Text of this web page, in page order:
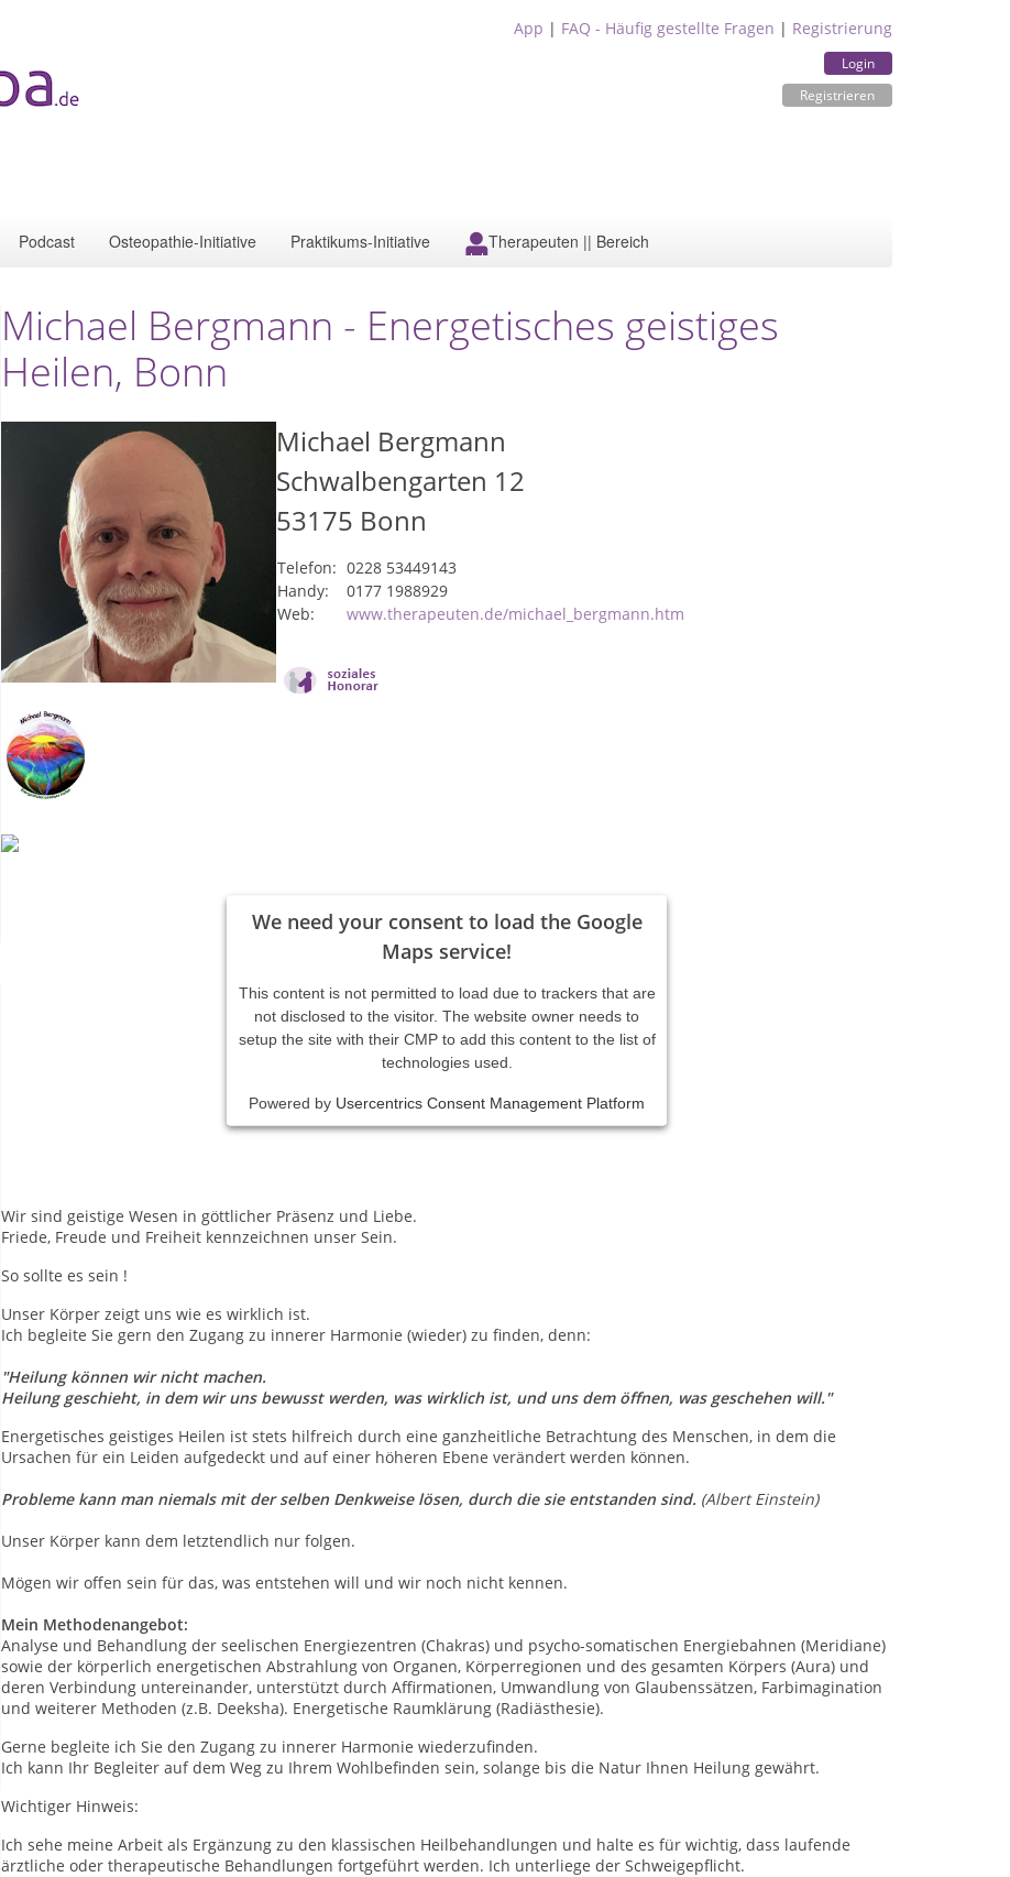
App | FAQ - Häufig gestellte Fragen | Registrierung
Login
Registrieren
Podcast Osteopathie-Initiative Praktikums-Initiative Therapeuten || Bereich
Michael Bergmann - Energetisches geistiges
Heilen, Bonn
Michael Bergmann
Schwalbengarten 12
53175 Bonn
Telefon: 0228 53449143
Handy:
0177 1988929
Web:
www.therapeuten.de/michael_bergmann.htm
We need your consent to load the Google
Maps service!
This content is not permitted to load due to trackers that are
not disclosed to the visitor. The website owner needs to
setup the site with their CMP to add this content to the list of
technologies used.
Powered by Usercentrics Consent Management Platform
Wir sind geistige Wesen in göttlicher Präsenz und Liebe.
Friede, Freude und Freiheit kennzeichnen unser Sein.
So sollte es sein !
Unser Körper zeigt uns wie es wirklich ist.
Ich begleite Sie gern den Zugang zu innerer Harmonie (wieder) zu finden, denn:
"Heilung können wir nicht machen.
Heilung geschieht, in dem wir uns bewusst werden, was wirklich ist, und uns dem öffnen, was geschehen will."
Energetisches geistiges Heilen ist stets hilfreich durch eine ganzheitliche Betrachtung des Menschen, in dem die
Ursachen für ein Leiden aufgedeckt und auf einer höheren Ebene verändert werden können.
Probleme kann man niemals mit der selben Denkweise lösen, durch die sie entstanden sind. (Albert Einstein)
Unser Körper kann dem letztendlich nur folgen.
Mögen wir offen sein für das, was entstehen will und wir noch nicht kennen.
Mein Methodenangebot:
Analyse und Behandlung der seelischen Energiezentren (Chakras) und psycho-somatischen Energiebahnen (Meridiane)
sowie der körperlich energetischen Abstrahlung von Organen, Körperregionen und des gesamten Körpers (Aura) und
deren Verbindung untereinander, unterstützt durch Affirmationen, Umwandlung von Glaubenssätzen, Farbimagination
und weiterer Methoden (z.B. Deeksha). Energetische Raumklärung (Radiästhesie).
Gerne begleite ich Sie den Zugang zu innerer Harmonie wiederzufinden.
Ich kann Ihr Begleiter auf dem Weg zu Ihrem Wohlbefinden sein, solange bis die Natur Ihnen Heilung gewährt.
Wichtiger Hinweis:
Ich sehe meine Arbeit als Ergänzung zu den klassischen Heilbehandlungen und halte es für wichtig, dass laufende
ärztliche oder therapeutische Behandlungen fortgeführt werden. Ich unterliege der Schweigepflicht.